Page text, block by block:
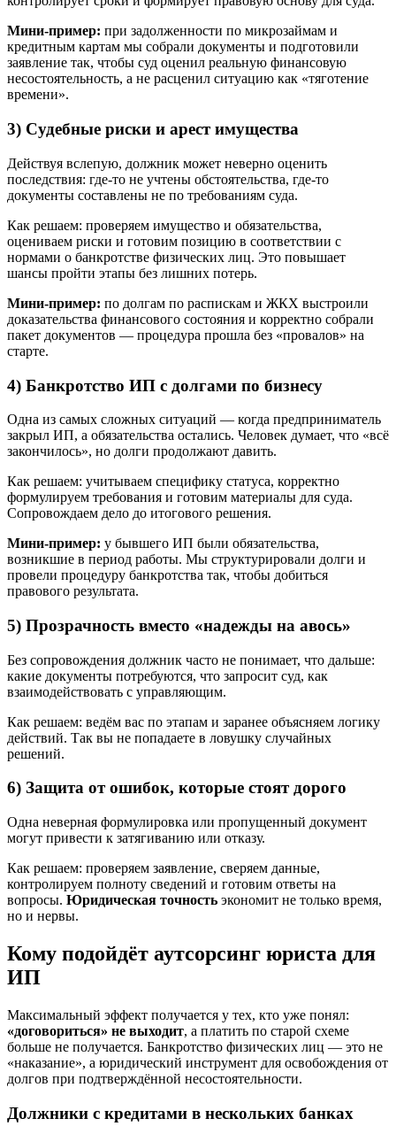
Мини-пример: при задолженности по микрозаймам и
кредитным картам мы собрали документы и подготовили
заявление так, чтобы суд оценил реальную финансовую
несостоятельность, а не расценил ситуацию как «тяготение
времени».
3) Судебные риски и арест имущества
Действуя вслепую, должник может неверно оценить
последствия: где-то не учтены обстоятельства, где-то
документы составлены не по требованиям суда.
Как решаем: проверяем имущество и обязательства,
оцениваем риски и готовим позицию в соответствии с
нормами о банкротстве физических лиц. Это повышает
шансы пройти этапы без лишних потерь.
Мини-пример: по долгам по распискам и ЖКХ выстроили
доказательства финансового состояния и корректно собрали
пакет документов — процедура прошла без «провалов» на
старте.
4) Банкротство ИП с долгами по бизнесу
Одна из самых сложных ситуаций — когда предприниматель
закрыл ИП, а обязательства остались. Человек думает, что «всё
закончилось», но долги продолжают давить.
Как решаем: учитываем специфику статуса, корректно
формулируем требования и готовим материалы для суда.
Сопровождаем дело до итогового решения.
Мини-пример: у бывшего ИП были обязательства,
возникшие в период работы. Мы структурировали долги и
провели процедуру банкротства так, чтобы добиться
правового результата.
5) Прозрачность вместо «надежды на авось»
Без сопровождения должник часто не понимает, что дальше:
какие документы потребуются, что запросит суд, как
взаимодействовать с управляющим.
Как решаем: ведём вас по этапам и заранее объясняем логику
действий. Так вы не попадаете в ловушку случайных
решений.
6) Защита от ошибок, которые стоят дорого
Одна неверная формулировка или пропущенный документ
могут привести к затягиванию или отказу.
Как решаем: проверяем заявление, сверяем данные,
контролируем полноту сведений и готовим ответы на
вопросы. Юридическая точность экономит не только время,
но и нервы.
Кому подойдёт аутсорсинг юриста для
ИП
Максимальный эффект получается у тех, кто уже понял:
«договориться» не выходит, а платить по старой схеме
больше не получается. Банкротство физических лиц — это не
«наказание», а юридический инструмент для освобождения от
долгов при подтверждённой несостоятельности.
Должники с кредитами в нескольких банках